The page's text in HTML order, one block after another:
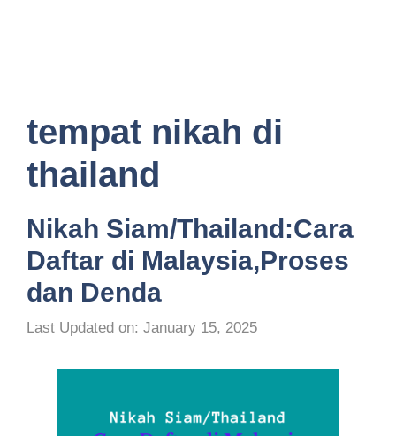
tempat nikah di
thailand
Nikah Siam/Thailand:Cara
Daftar di Malaysia,Proses
dan Denda
Last Updated on: January 15, 2025